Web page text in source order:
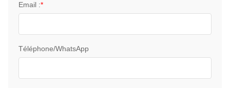
Email :*
Téléphone/WhatsApp